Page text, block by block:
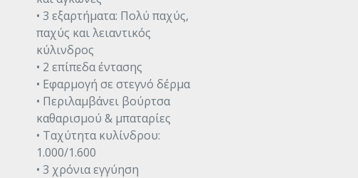
• 3 εξαρτήματα: Πολύ παχύς,
παχύς και λειαντικός
κύλινδρος
• 2 επίπεδα έντασης
• Εφαρμογή σε στεγνό δέρμα
• Περιλαμβάνει βούρτσα
καθαρισμού & μπαταρίες
• Ταχύτητα κυλίνδρου:
1.000/1.600
• 3 χρόνια εγγύηση